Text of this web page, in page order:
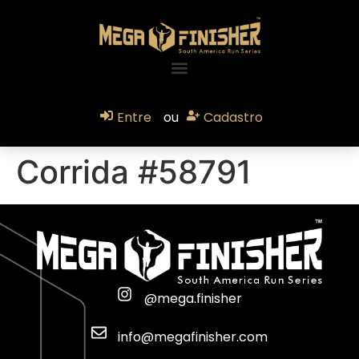
Entre ou Cadastro
Corrida #58791
@mega.finisher
info@megafinisher.com